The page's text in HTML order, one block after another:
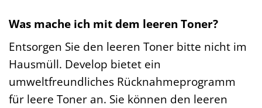
Was mache ich mit dem leeren Toner?
Entsorgen Sie den leeren Toner bitte nicht im
Hausmüll. Develop bietet ein
umweltfreundliches Rücknahmeprogramm
für leere Toner an. Sie können den leeren